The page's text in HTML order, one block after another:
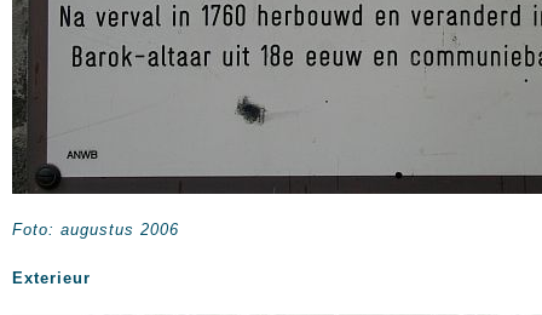
Foto: augustus 2006
Exterieur